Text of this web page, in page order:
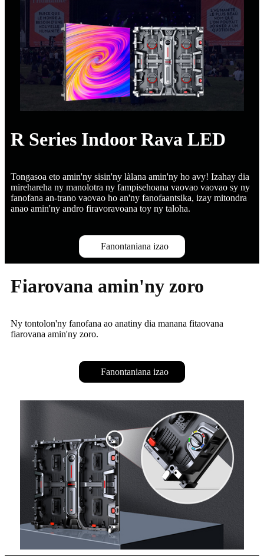
R Series Indoor Rava LED
Tongasoa eto amin'ny sisin'ny làlana amin'ny ho avy! Izahay dia
mirehareha ny manolotra ny fampisehoana vaovao vaovao sy ny
fanofana an-trano vaovao ho an'ny fanofaantsika, izay mitondra
anao amin'ny andro firavoravoana toy ny taloha.
Fanontaniana izao
Fiarovana amin'ny zoro
Ny tontolon'ny fanofana ao anatiny dia manana fitaovana
fiarovana amin'ny zoro.
Fanontaniana izao